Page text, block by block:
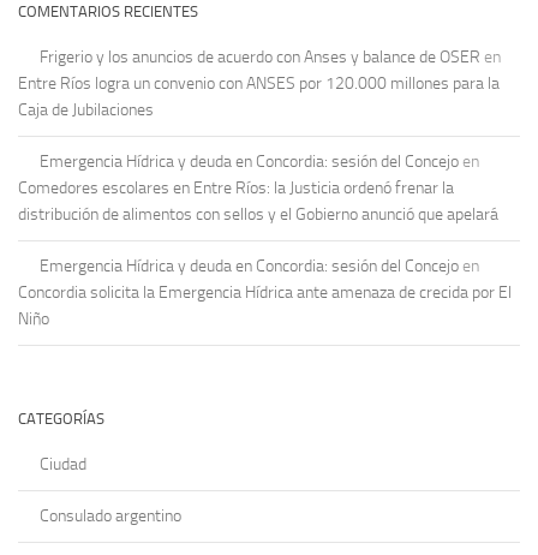
COMENTARIOS RECIENTES
Frigerio y los anuncios de acuerdo con Anses y balance de OSER en
Entre Ríos logra un convenio con ANSES por 120.000 millones para la
Caja de Jubilaciones
Emergencia Hídrica y deuda en Concordia: sesión del Concejo en
Comedores escolares en Entre Ríos: la Justicia ordenó frenar la
distribución de alimentos con sellos y el Gobierno anunció que apelará
Emergencia Hídrica y deuda en Concordia: sesión del Concejo en
Concordia solicita la Emergencia Hídrica ante amenaza de crecida por El
Niño
CATEGORÍAS
Ciudad
Consulado argentino